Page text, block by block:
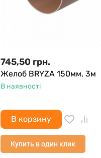
745,50 грн.
Желоб BRYZA 150мм, 3м
В наявності
В корзину
Купить в один клик